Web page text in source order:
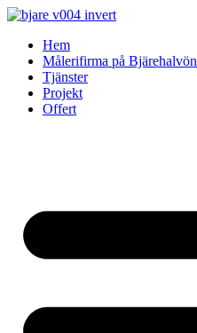
Skip
contentHem
Målerifirma på Bjärehalvön
Tjänster
Projekt
Offert